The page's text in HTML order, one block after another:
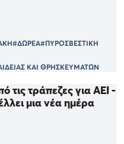
#ΔΩΡΕΑ#ΠΥΡΟΣΒΕΣΤΙΚΗ
ΚΑΙ ΘΡΗΣΚΕΥΜΑΤΩΝ
τις τράπεζες για ΑΕΙ -
μια νέα ημέρα